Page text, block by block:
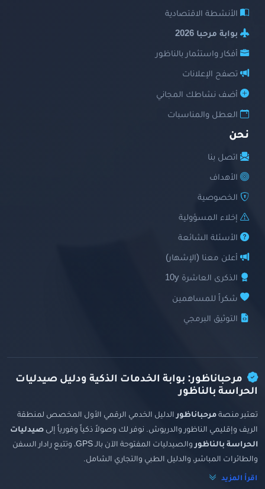
الأنشطة الاقتصادية
بوابة مرحبا 2026
أفكار واستثمار بالناظور
تصفح الإعلانات
أضف نشاطك المجاني
العطل والمناسبات
نحن
اتصل بنا
الأهداف
الخصوصية
إخلاء المسؤولية
الأسئلة الشائعة
أعلن معنا (الإشهار)
الذكرى العاشرة 10y
شكراً للمساهمين
التوثيق البرمجي
مرحباناظور: بوابة الخدمات الذكية ودليل صيدليات
الحراسة بالناظور
تعتبر منصة مرحباناظورالدليل الخدمي الرقمي الأول المخصص لمنطقة
الريف وإقليمي الناظور والدريوش. نوفر لك وصولاً ذكياً وفورياً إلى صيدليات
الحراسة بالناظور
والصيدليات المفتوحة الآن بالـ GPS، وتتبع رادار السفن
والطائرات المباشر، والدليل الطبي والتجاري الشامل.
اقرأ المزيد